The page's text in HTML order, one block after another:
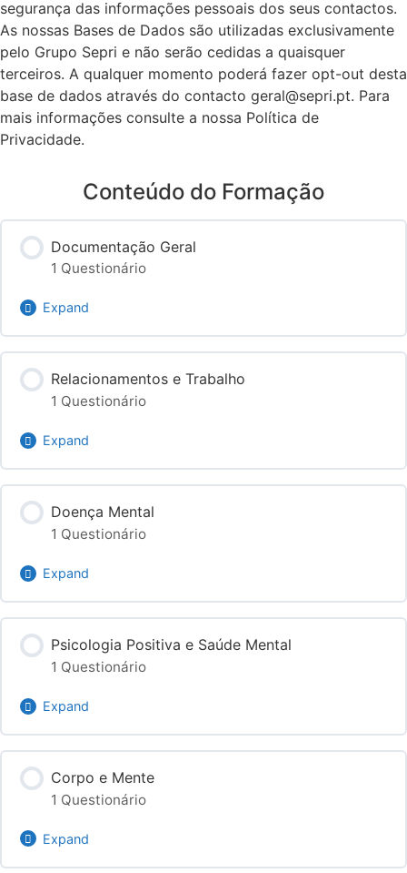
segurança das informações pessoais dos seus contactos.
As nossas Bases de Dados são utilizadas exclusivamente
pelo Grupo Sepri e não serão cedidas a quaisquer
terceiros. A qualquer momento poderá fazer opt-out desta
base de dados através do contacto geral@sepri.pt. Para
mais informações consulte a nossa Política de
Privacidade.
Conteúdo do Formação
Documentação Geral
1 Questionário
Expand
Conteúdo do Módulo
Diagnóstico de Necessidades
Relacionamentos e Trabalho
1 Questionário
Expand
Conteúdo do Módulo
Teste os seus conhecimentos
Doença Mental
1 Questionário
Expand
Conteúdo do Módulo
Teste os seus conhecimentos
Psicologia Positiva e Saúde Mental
1 Questionário
Expand
Conteúdo do Módulo
Teste os seus conhecimentos
Corpo e Mente
1 Questionário
Expand